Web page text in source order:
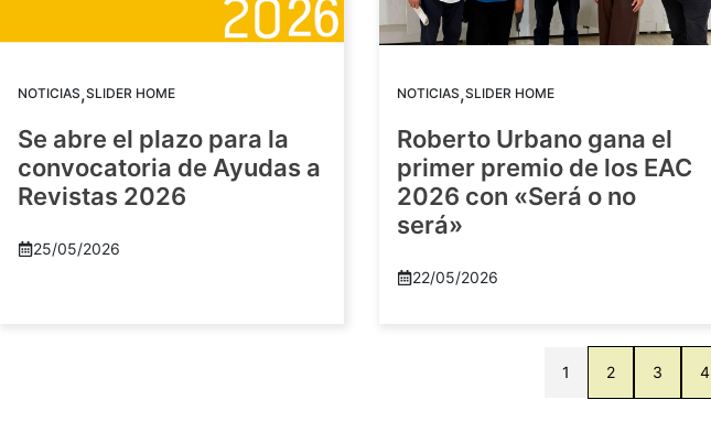
NOTICIAS,SLIDER HOME
Se abre el plazo para la
convocatoria de Ayudas a
Revistas 2026
25/05/2026
NOTICIAS,SLIDER HOME
Roberto Urbano gana el
primer premio de los EAC
2026 con «Será o no
será»
22/05/2026
1 2 3 4